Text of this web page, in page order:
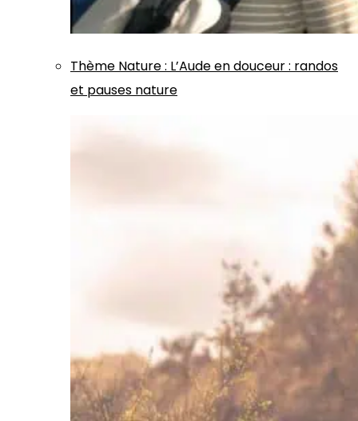
Thème Nature: L’Aude en douceur : randos
et pauses nature